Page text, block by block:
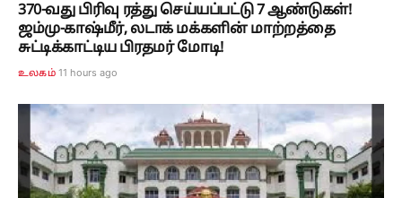
370-வது பிரிவு ரத்து செய்யப்பட்டு 7 ஆண்டுகள்!
ஜம்மு-காஷ்மீர், லடாக் மக்களின் மாற்றத்தை
சுட்டிக்காட்டிய பிரதமர் மோடி!
உலகம் 11 hours ago